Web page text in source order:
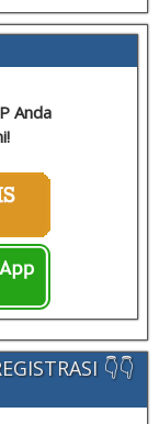
Anda
👇👇